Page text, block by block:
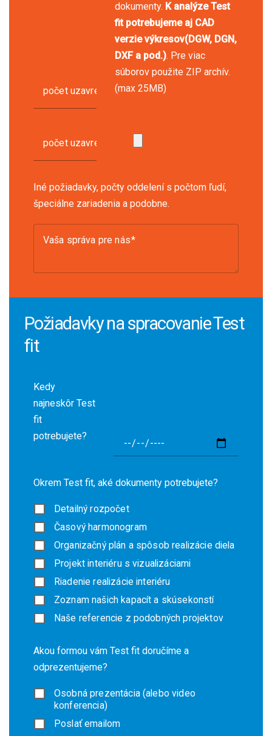
počet uzavretých kancelárii pre manažérov (1-2
dokumenty. K analýze Test
fit potrebujeme aj CAD
verzie výkresov(DGW, DGN,
DXF a pod.). Pre viac
súborov použite ZIP archív.
(max 25MB)
počet uzavretých kancelárii pre zamestnancov (4-8
Iné požiadavky, počty oddelení s počtom ľudí,
špeciálne zariadenia a podobne.
Vaša správa pre nás
Požiadavky na spracovanie Test
fit
Kedy
najneskôr Test
fit
potrebujete?
Okrem Test fit, aké dokumenty potrebujete?
Detailný rozpočet
Časový harmonogram
Organizačný plán a spôsob realizácie diela
Projekt interiéru s vizualizáciami
Riadenie realizácie interiéru
Zoznam našich kapacít a skúsekonstí
Naše referencie z podobných projektov
Akou formou vám Test fit doručíme a
odprezentujeme?
Osobná prezentácia (alebo video
konferencia)
Poslať emailom